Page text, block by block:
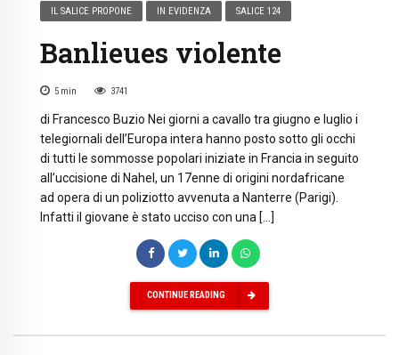
IL SALICE PROPONE IN EVIDENZA SALICE 124
Banlieues violente
5 min 3741
di Francesco Buzio Nei giorni a cavallo tra giugno e luglio i
telegiornali dell’Europa intera hanno posto sotto gli occhi
di tutti le sommosse popolari iniziate in Francia in seguito
all’uccisione di Nahel, un 17enne di origini nordafricane
ad opera di un poliziotto avvenuta a Nanterre (Parigi).
Infatti il giovane è stato ucciso con una […]
CONTINUE READING